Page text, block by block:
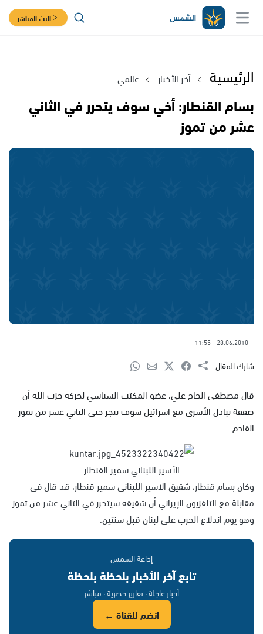
البث المباشر
الرئيسية آخر الأخبار عالمي
بسام القنطار: أخي سوف يتحرر في الثاني
عشر من تموز
28.06.2010
11:55
شارك المقال
قال مصطفى الحاج علي، عضو المكتب السياسي لحركة حزب الله أن
صفقة تبادل الأسرى مع اسرائيل سوف تنجز حتى الثاني عشر من تموز
القادم.
الأسير اللبناني سمير القنطار
وكان بسام قنطار، شقيق الاسير اللبناني سمير قنطار، قد قال في
مقابلة مع التلفزيون الإيراني أن شقيقه سيتحرر في الثاني عشر من تموز
وهو يوم اندلاع الحرب على لبنان قبل سنتين.
إذاعة الشمس
تابع آخر الأخبار بلحظة بلحظة
أخبار عاجلة · تقارير حصرية · مباشر
انضم للقناة ←